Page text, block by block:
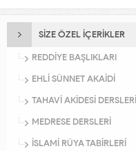
SİZE ÖZEL İÇERİKLER
REDDİYE BAŞLIKLARI
EHLİ SÜNNET AKAİDİ
TAHAVİ AKİDESİ DERSLERİ
MEDRESE DERSLERİ
İSLAMİ RÜYA TABİRLERİ